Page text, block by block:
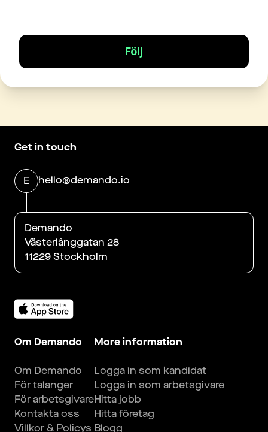
Följ
Get in touch
E hello@demando.io
Demando
Västerlånggatan 28
11229 Stockholm
Om Demando
Om Demando
För talanger
För arbetsgivare
Kontakta oss
Villkor & Policys
More information
Logga in som kandidat
Logga in som arbetsgivare
Hitta jobb
Hitta företag
Blogg